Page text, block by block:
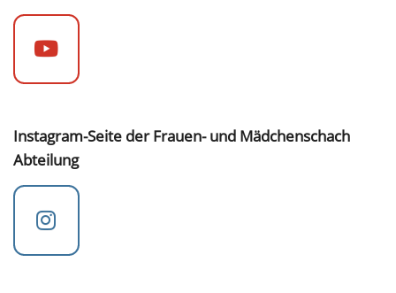
Instagram-Seite der Frauen- und Mädchenschach
Abteilung